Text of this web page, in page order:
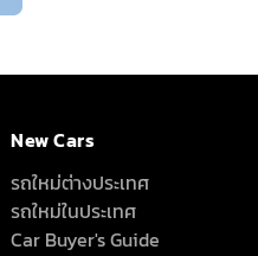
New Cars
รถใหม่ต่างประเทศ
รถใหม่ในประเทศ
Car Buyer's Guide